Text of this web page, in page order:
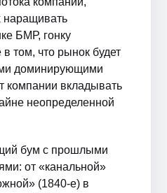
наращивать
БМР, гонку
том, что рынок будет
доминирующими
компании вкладывать
неопределенной
бум с прошлыми
от «канальной»
(1840-е) в